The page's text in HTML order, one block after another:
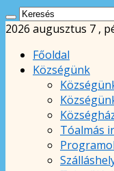
2026 augusztus 7 ,
Főoldal
Községünk
Tóalmás